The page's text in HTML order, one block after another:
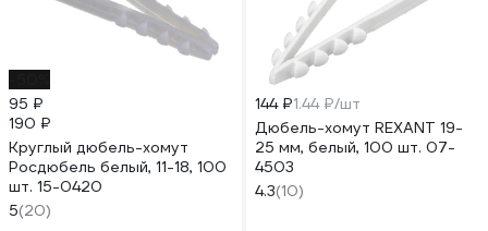
95 ₽
190 ₽
Круглый дюбель-хомут
Росдюбель белый, 11-18, 100
шт. 15-0420
5(20)
144 ₽1.44 ₽/шт
Дюбель-хомут REXANT 19-
25 мм, белый, 100 шт. 07-
4503
4.3(10)